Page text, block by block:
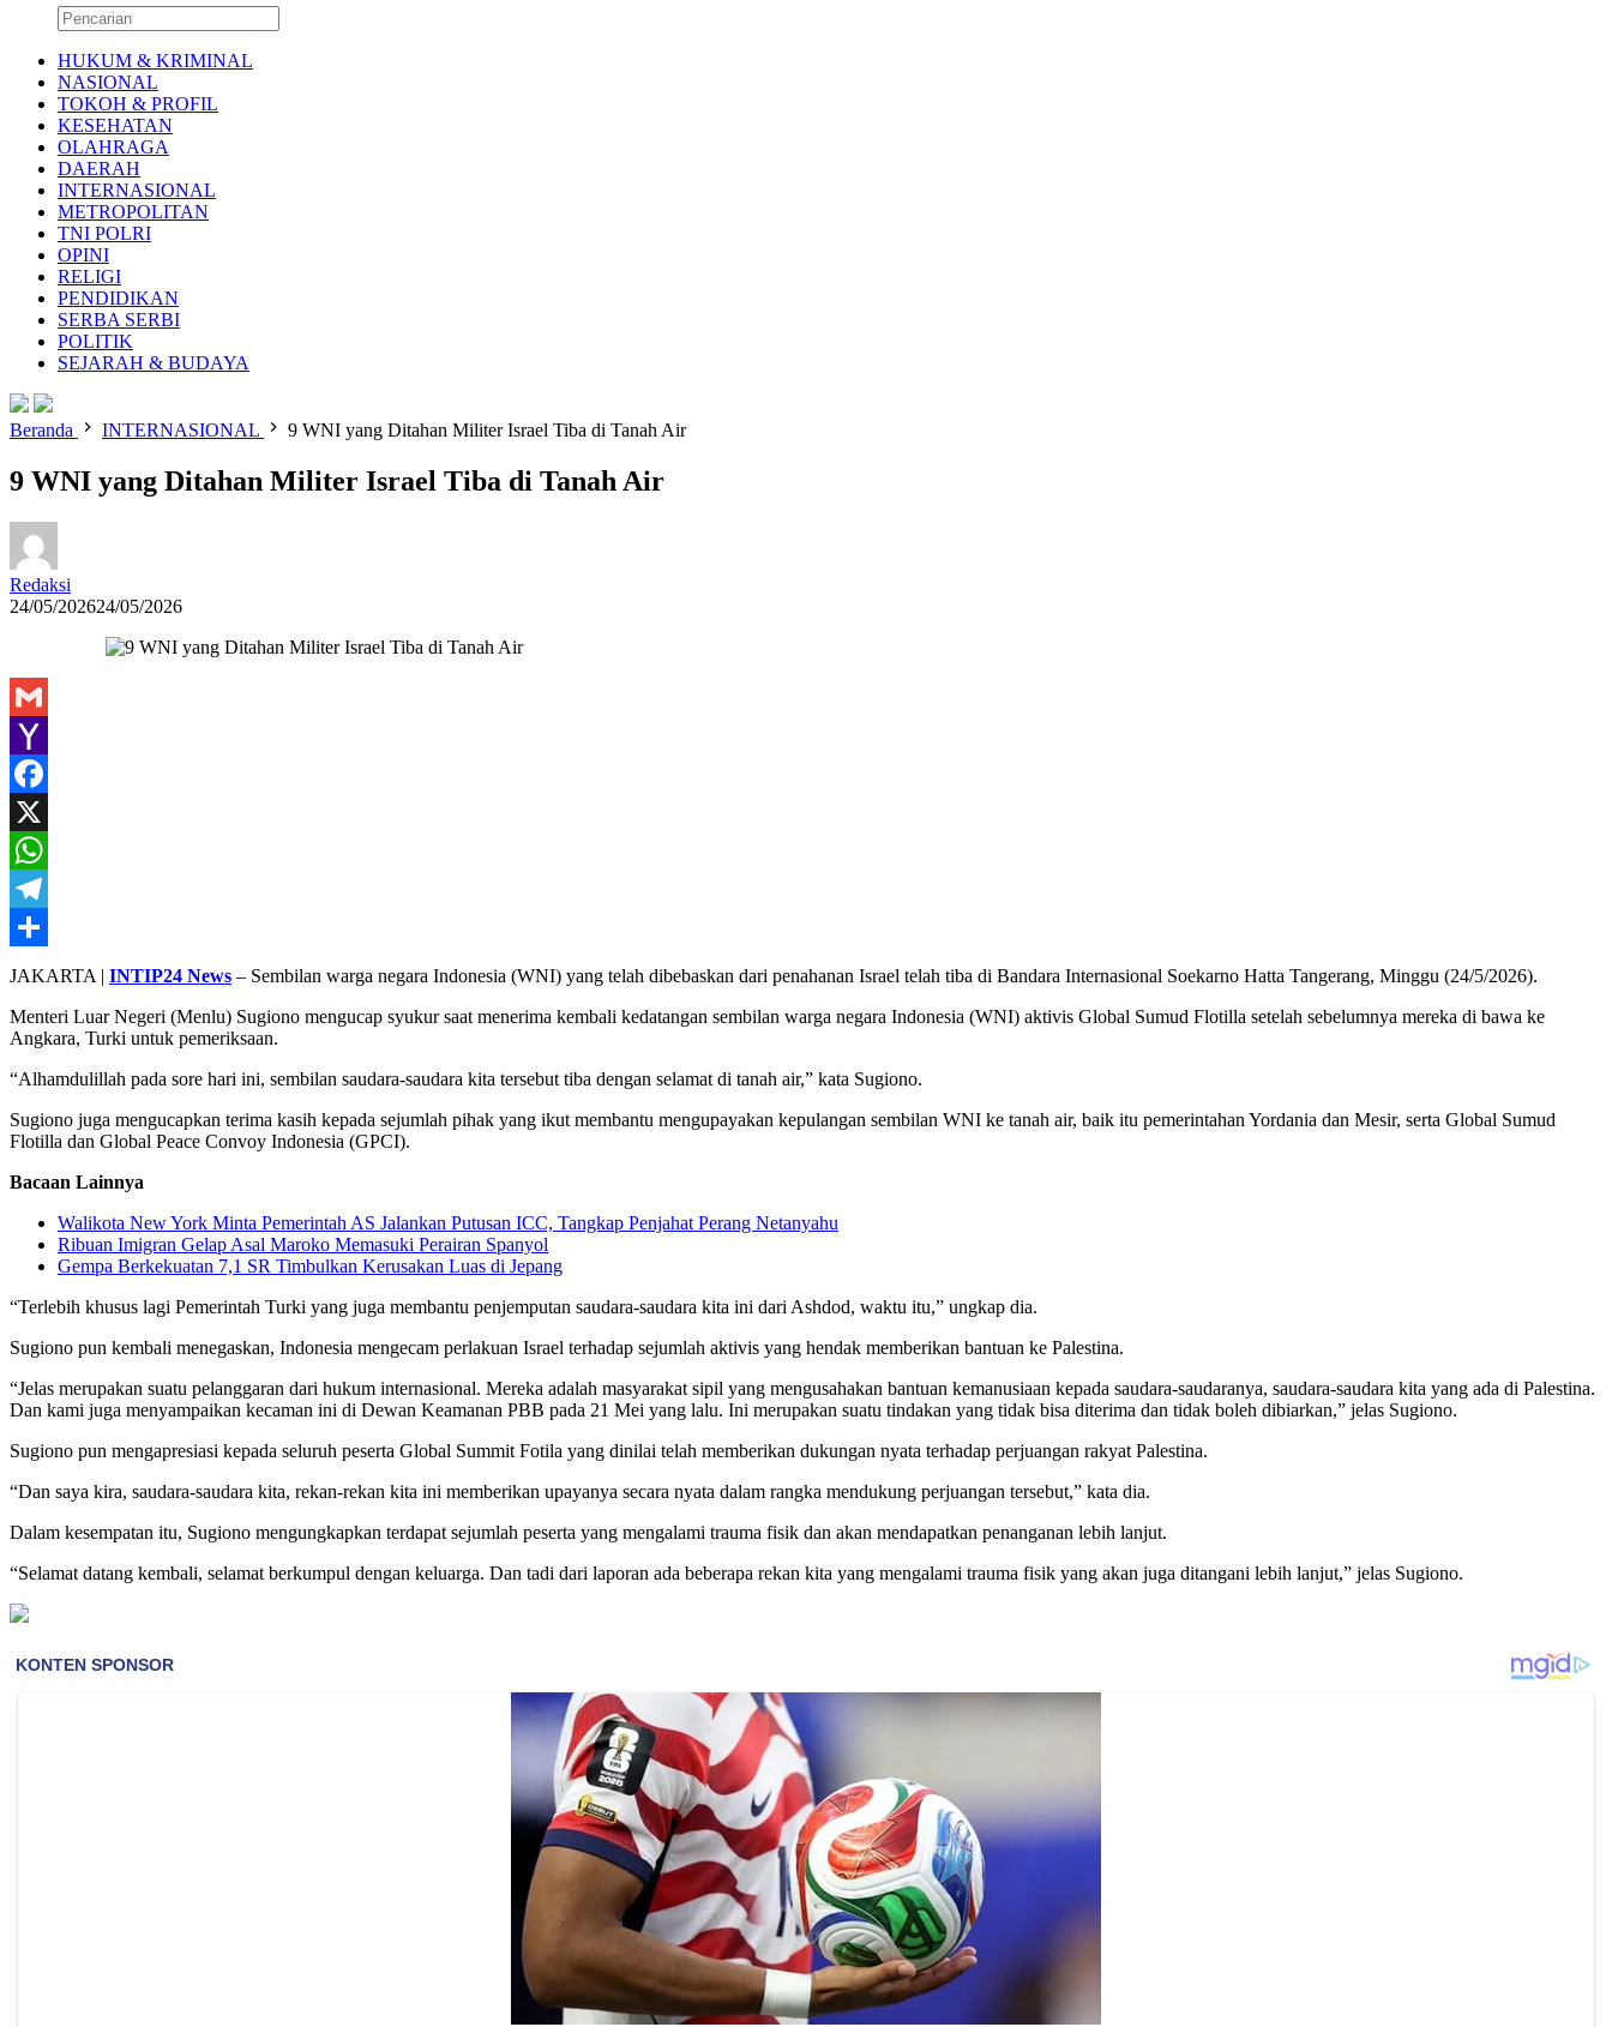
HUKUM & KRIMINAL
NASIONAL
TOKOH & PROFIL
KESEHATAN
OLAHRAGA
DAERAH
INTERNASIONAL
METROPOLITAN
TNI POLRI
OPINI
RELIGI
PENDIDIKAN
SERBA SERBI
POLITIK
SEJARAH & BUDAYA
Beranda INTERNASIONAL 9 WNI yang Ditahan Militer Israel Tiba di Tanah Air
9 WNI yang Ditahan Militer Israel Tiba di Tanah Air
Redaksi
24/05/202624/05/2026
Gmail
Yahoo
Mail
Facebook
X
WhatsApp
Telegram
Share
JAKARTA | INTIP24 News – Sembilan warga negara Indonesia (WNI) yang telah dibebaskan dari penahanan Israel telah tiba di Bandara Internasional Soekarno Hatta Tangerang, Minggu (24/5/2026).
Menteri Luar Negeri (Menlu) Sugiono mengucap syukur saat menerima kembali kedatangan sembilan warga negara Indonesia (WNI) aktivis Global Sumud Flotilla setelah sebelumnya mereka di bawa ke
Angkara, Turki untuk pemeriksaan.
“Alhamdulillah pada sore hari ini, sembilan saudara-saudara kita tersebut tiba dengan selamat di tanah air,” kata Sugiono.
Sugiono juga mengucapkan terima kasih kepada sejumlah pihak yang ikut membantu mengupayakan kepulangan sembilan WNI ke tanah air, baik itu pemerintahan Yordania dan Mesir, serta Global Sumud
Flotilla dan Global Peace Convoy Indonesia (GPCI).
Bacaan Lainnya
Walikota New York Minta Pemerintah AS Jalankan Putusan ICC, Tangkap Penjahat Perang Netanyahu
Ribuan Imigran Gelap Asal Maroko Memasuki Perairan Spanyol
Gempa Berkekuatan 7,1 SR Timbulkan Kerusakan Luas di Jepang
“Terlebih khusus lagi Pemerintah Turki yang juga membantu penjemputan saudara-saudara kita ini dari Ashdod, waktu itu,” ungkap dia.
Sugiono pun kembali menegaskan, Indonesia mengecam perlakuan Israel terhadap sejumlah aktivis yang hendak memberikan bantuan ke Palestina.
“Jelas merupakan suatu pelanggaran dari hukum internasional. Mereka adalah masyarakat sipil yang mengusahakan bantuan kemanusiaan kepada saudara-saudaranya, saudara-saudara kita yang ada di Palestina.
Dan kami juga menyampaikan kecaman ini di Dewan Keamanan PBB pada 21 Mei yang lalu. Ini merupakan suatu tindakan yang tidak bisa diterima dan tidak boleh dibiarkan,” jelas Sugiono.
Sugiono pun mengapresiasi kepada seluruh peserta Global Summit Fotila yang dinilai telah memberikan dukungan nyata terhadap perjuangan rakyat Palestina.
“Dan saya kira, saudara-saudara kita, rekan-rekan kita ini memberikan upayanya secara nyata dalam rangka mendukung perjuangan tersebut,” kata dia.
Dalam kesempatan itu, Sugiono mengungkapkan terdapat sejumlah peserta yang mengalami trauma fisik dan akan mendapatkan penanganan lebih lanjut.
“Selamat datang kembali, selamat berkumpul dengan keluarga. Dan tadi dari laporan ada beberapa rekan kita yang mengalami trauma fisik yang akan juga ditangani lebih lanjut,” jelas Sugiono.